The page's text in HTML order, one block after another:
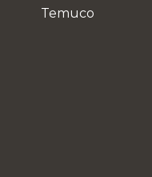
Temuco